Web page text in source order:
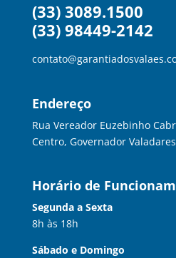
(33) 3089.1500
(33) 98449-2142
Endereço
Rua Vereador Euzebinho
Centro, Governador
Horário de
Segunda a Sexta
8h às 18h
Sábado e Domingo